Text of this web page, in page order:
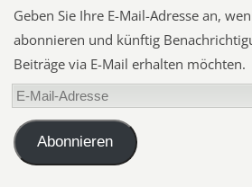
Geben Sie Ihre E-Mail-Adresse an,
abonnieren und künftig
Beiträge via E-Mail erhalten möchten.
E-
Mail-
AdresseAbonnieren